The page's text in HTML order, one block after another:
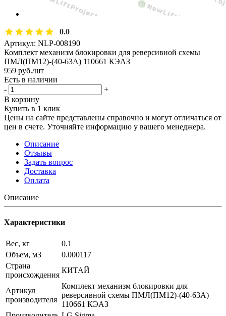
0.0
Артикул: NLP-008190
Комплект механизм блокировки для реверсивной схемы
ПМЛ(ПМ12)-(40-63А) 110661 КЭАЗ
959 руб./шт
Есть в наличии
-
+
В корзину
Купить в 1 клик
Цены на сайте представлены справочно и могут отличаться от
цен в счете. Уточняйте информацию у вашего менеджера.
Описание
Отзывы
Задать вопрос
Доставка
Оплата
Описание
Характеристики
Вес, кг
0.1
Объем, м3
0.000117
Страна
происхождения
КИТАЙ
Артикул
производителя
Комплект механизм блокировки для
реверсивной схемы ПМЛ(ПМ12)-(40-63А)
110661 КЭАЗ